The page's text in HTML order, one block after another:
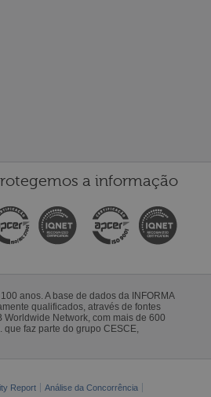
a informação
anos. A base de dados da INFORMA
qualificados, através de fontes
Network, com mais de 600
faz parte do grupo CESCE,
Report
Análise da Concorrência